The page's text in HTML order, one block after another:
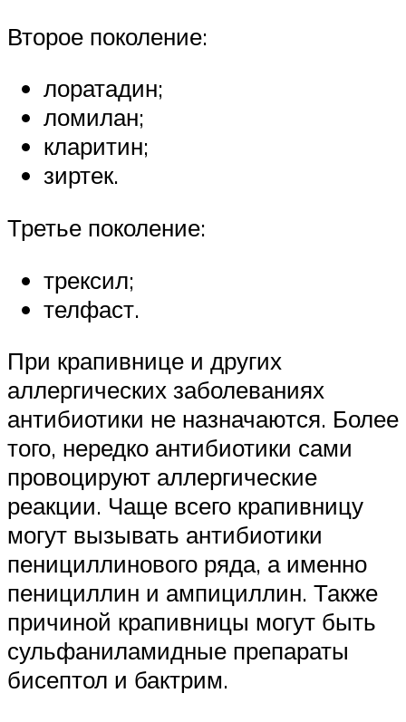
Второе поколение:
лоратадин;
ломилан;
кларитин;
зиртек.
Третье поколение:
трексил;
телфаст.
При крапивнице и других
аллергических заболеваниях
антибиотики не назначаются. Более
того, нередко антибиотики сами
провоцируют аллергические
реакции. Чаще всего крапивницу
могут вызывать антибиотики
пенициллинового ряда, а именно
пенициллин и ампициллин. Также
причиной крапивницы могут быть
сульфаниламидные препараты
бисептол и бактрим.